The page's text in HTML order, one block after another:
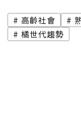
高齡社會
橘世代趨勢